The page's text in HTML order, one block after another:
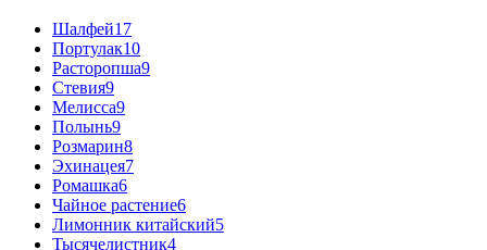
Шалфей17
Портулак10
Расторопша9
Стевия9
Мелисса9
Полынь9
Розмарин8
Эхинацея7
Ромашка6
Чайное растение6
Лимонник китайский5
Тысячелистник4